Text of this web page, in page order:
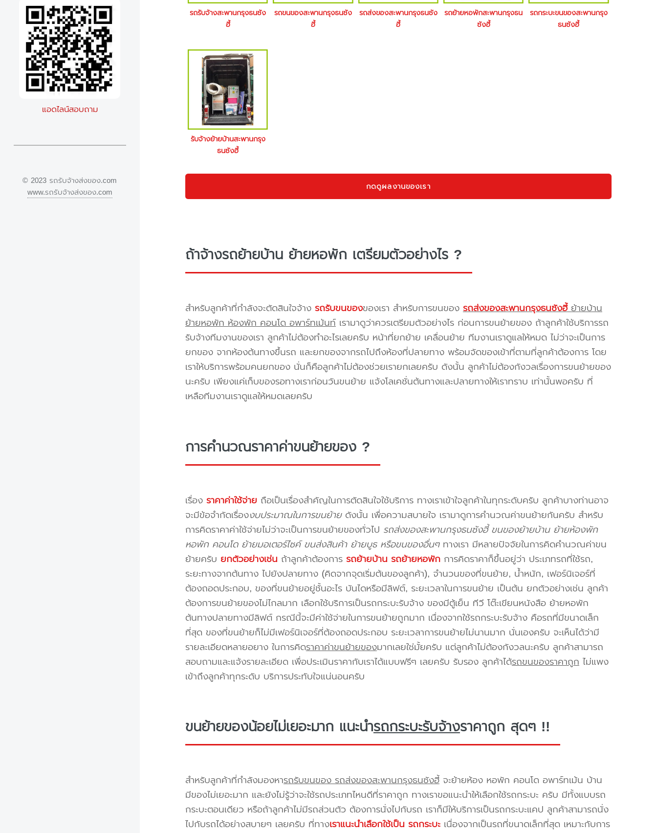
รถรับจ้างสะพานกรุงธนซัง
ฮี้
รถขนของสะพานกรุงธนซัง
ฮี้
รถส่งของสะพานกรุงธนซัง
ฮี้
รถย้ายหอพักสะพานกรุงธน
ซังฮี้
รถกระบะขนของสะพานกรุง
ธนซังฮี้
รับจ้างย้ายบ้านสะพานกรุง
ธนซังฮี้
กดดูผลงานของเรา
ถ้าจ้างรถย้ายบ้าน ย้ายหอพัก เตรียมตัวอย่างไร ?
สำหรับลูกค้าที่กำลังจะตัดสินใจจ้าง รถรับขนของของเรา สำหรับการขนของ รถส่งของสะพานกรุงธนซังฮี้ย้ายบ้าน
ย้ายหอพัก ห้องพัก คอนโด อพาร์ทเม้นท์เรามาดูว่าควรเตรียมตัวอย่างไร ก่อนการขนย้ายของ ถ้าลูกค้าใช้บริการรถ
รับจ้างทีมงานของเรา ลูกค้าไม่ต้องทำอะไรเลยครับ หน้าที่ยกย้าย เคลื่อนย้าย ทีมงานเราดูแลให้หมด ไม่ว่าจะเป็นการ
ยกของ จากห้องต้นทางขึ้นรถ และยกของจากรถไปถึงห้องที่ปลายทาง พร้อมจัดของเข้าที่ตามที่ลูกค้าต้องการ โดย
เราให้บริการพร้อมคนยกของ นั่นก็คือลูกค้าไม่ต้องช่วยเรายกเลยครับ ดังนั้น ลูกค้าไม่ต้องกังวลเรื่องการขนย้ายของ
นะครับ เพียงแค่เก็บของรอทางเราก่อนวันขนย้าย แจ้งโลเคชั่นต้นทางและปลายทางให้เราทราบ เท่านั้นพอครับ ที่
เหลือทีมงานเราดูแลให้หมดเลยครับ
การคำนวณราคาค่าขนย้ายของ ?
เรื่อง ราคาค่าใช้จ่าย ถือเป็นเรื่องสำคัญในการตัดสินใจใช้บริการ ทางเราเข้าใจลูกค้าในทุกระดับครับ ลูกค้าบางท่านอาจ
จะมีข้อจำกัดเรื่องงบประมาณในการขนย้ายดังนั้น เพื่อความสบายใจ เรามาดูการคำนวณค่าขนย้ายกันครับ สำหรับ
การคิดราคาค่าใช้จ่ายไม่ว่าจะเป็นการขนย้ายของทั่วไป รถส่งของสะพานกรุงธนซังฮี้ ขนของย้ายบ้าน ย้ายห้องพัก
หอพัก คอนโด ย้ายมอเตอร์ไซค์ ขนส่งสินค้า ย้ายบูธ หรือขนของอื่นๆทางเรา มีหลายปัจจัยในการคิดคำนวณค่าขน
ย้ายครับ ยกตัวอย่างเช่น ถ้าลูกค้าต้องการ รถย้ายบ้าน รถย้ายหอพักการคิดราคาก็ขึ้นอยู่ว่า ประเภทรถที่ใช้รถ,
ระยะทางจากต้นทาง ไปยังปลายทาง (คิดจากจุดเริ่มต้นของลูกค้า), จำนวนของที่ขนย้าย, น้ำหนัก, เฟอร์นิเจอร์ที่
ต้องถอดประกอบ, ของที่ขนย้ายอยู่ชั้นอะไร บันไดหรือมีลิฟต์, ระยะเวลาในการขนย้าย เป็นต้น ยกตัวอย่างเช่น ลูกค้า
ต้องการขนย้ายของไม่ไกลมาก เลือกใช้บริการเป็นรถกระบะรับจ้าง ของมีตู้เย็น ทีวี โต๊ะเขียนหนังสือ ย้ายหอพัก
ต้นทางปลายทางมีลิฟต์ กรณีนี้จะมีค่าใช้จ่ายในการขนย้ายถูกมาก เนื่องจากใช้รถกระบะรับจ้าง คือรถที่มีขนาดเล็ก
ที่สุด ของที่ขนย้ายก็ไม่มีเฟอร์นิเจอร์ที่ต้องถอดประกอบ ระยะเวลาการขนย้ายไม่นานมาก นั่นเองครับ จะเห็นได้ว่ามี
รายละเอียดหลายอยาง ในการคิดราคาค่าขนย้ายของมากเลยใช่มั้ยครับ แต่ลูกค้าไม่ต้องกังวลนะครับ ลูกค้าสามารถ
สอบถามและแจ้งรายละเอียด เพื่อประเมินราคากับเราได้แบบฟรีๆ เลยครับ รับรอง ลูกค้าได้รถขนของราคาถูกไม่แพง
เข้าถึงลูกค้าทุกระดับ บริการประทับใจแน่นอนครับ
ขนย้ายของน้อยไม่เยอะมาก แนะนำรถกระบะรับจ้างราคาถูก สุดๆ !!
สำหรับลูกค้าที่กำลังมองหารถรับขนของ รถส่งของสะพานกรุงธนซังฮี้จะย้ายห้อง หอพัก คอนโด อพาร์ทเม้น บ้าน
มีของไม่เยอะมาก และยังไม่รู้ว่าจะใช้รถประเภทไหนดีที่ราคาถูก ทางเราขอแนะนำให้เลือกใช้รถกระบะ ครับ มีทั้งแบบรถ
กระบะตอนเดียว หรือถ้าลูกค้าไม่มีรถส่วนตัว ต้องการนั่งไปกับรถ เราก็มีให้บริการเป็นรถกระบะแคป ลูกค้าสามารถนั่ง
ไปกับรถได้อย่างสบายๆ เลยครับ ที่ทางเราแนะนำเลือกใช้เป็น รถกระบะเนื่องจากเป็นรถที่ขนาดเล็กที่สุด เหมาะกับการ
แอดไลน์สอบถาม
© 2023 รถรับจ้างส่งของ.com
www.รถรับจ้างส่งของ.com